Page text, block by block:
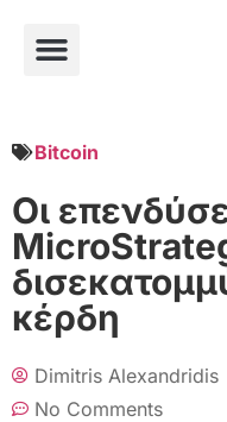
Bitcoin
Οι
κέρδη
Dimitris Alexandridis
No Comments